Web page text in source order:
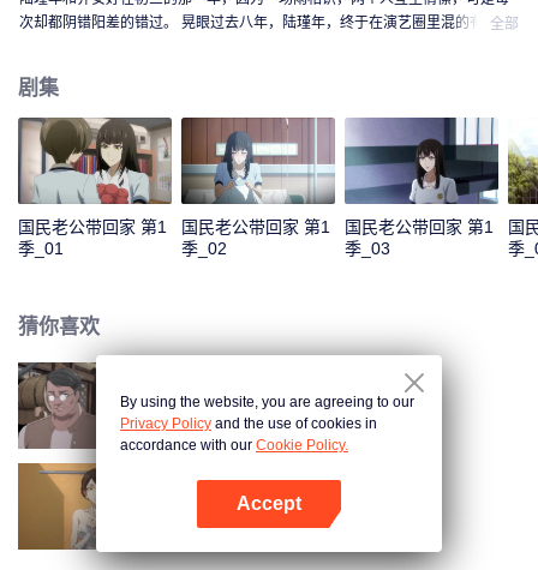
次却都阴错阳差的错过。 晃眼过去八年，陆瑾年，终于在演艺圈里混的有了起
族企业，曾经互相暗恋的两个人，再次重逢，并开始扮演假未婚夫妻。两人的
关系却因之前的误会处于冰封状态。直到陆瑾年两人互相坦露心迹，重修旧
好。 两人的感情因一次又一次的误会和旁人的阻隔而生隙，直到最后乔安好知
道真相……
全部
剧集
国民老公带回家 第1
季_01
国民老公带回家 第1
季_02
国民老公带回家 第1
季_03
国
季
猜你喜欢
国民老公带回家 第4季
国民老公带回家 第2季
By using the website, you are agreeing to our
Privacy Policy and the use of cookies in
accordance with our Cookie Policy.
Accept